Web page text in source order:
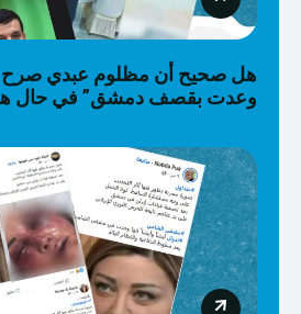
هل صحيح أن مظلوم عبدي صرح
وعدت بقصف دمشق” في حال